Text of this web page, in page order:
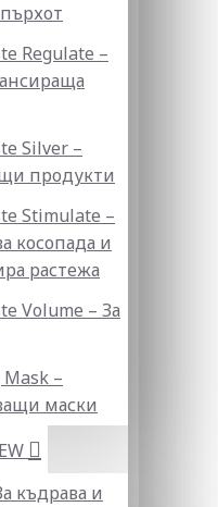
Regulate –
Silver –
продукти
Stimulate –
косопада и
растежа
Volume – За
–
маски
къдрава и